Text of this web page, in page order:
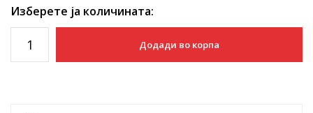
Изберете ја количината:
Додади во корпа